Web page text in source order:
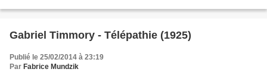
Gabriel Timmory - Télépathie (1925)
Publié le 25/02/2014 à 23:19
Par Fabrice Mundzik